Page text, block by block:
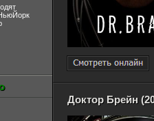
Доктор Брейн